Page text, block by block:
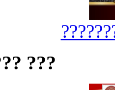
???